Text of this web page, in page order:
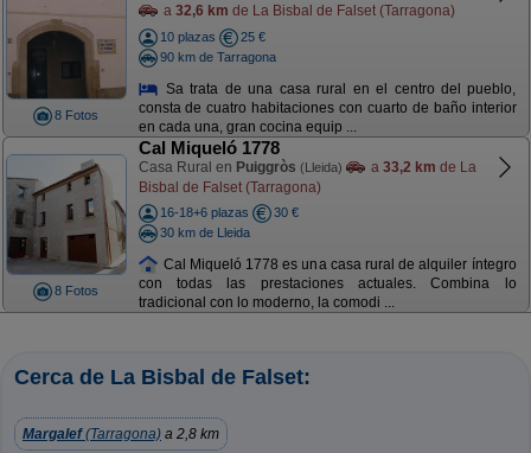
8 Fotos
a 32,6 km de La Bisbal de Falset (Tarragona)
10 plazas
25 €
90 km de Tarragona
Sa trata de una casa rural en el centro del pueblo,
consta de cuatro habitaciones con cuarto de baño interior
en cada una, gran cocina equip ...
8 Fotos
Cal Miqueló 1778
Casa Rural en Puiggròs (Lleida) a 33,2 km de La
Bisbal de Falset (Tarragona)
16-18+6 plazas
30 €
30 km de Lleida
Cal Miqueló 1778 es una casa rural de alquiler íntegro
con todas las prestaciones actuales. Combina lo
tradicional con lo moderno, la comodi ...
Cerca de La Bisbal de Falset:
Margalef(Tarragona) a 2,8 km